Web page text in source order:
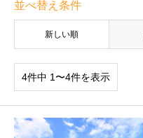
並べ替え条件
新しい順
4件中 1〜4件を表示